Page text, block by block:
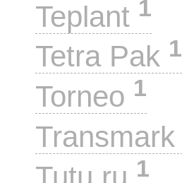
Teplant 1
Tetra Pak 1
Torneo 1
Transmark
1